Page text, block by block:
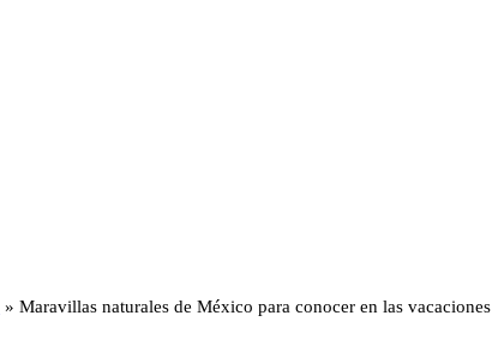
» Maravillas naturales de México para conocer en las vacaciones